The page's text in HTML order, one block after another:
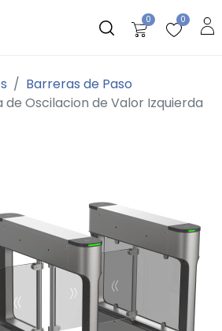
0 0
Barreras de Paso
de Oscilacion de Valor Izquierda